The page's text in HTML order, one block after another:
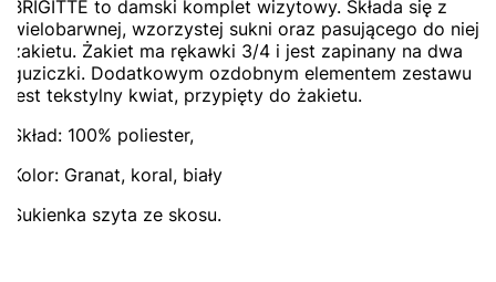
BRIGITTE to damski komplet wizytowy. Składa się z
wielobarwnej, wzorzystej sukni oraz pasującego do niej
żakietu. Żakiet ma rękawki 3/4 i jest zapinany na dwa
guziczki. Dodatkowym ozdobnym elementem zestawu
jest tekstylny kwiat, przypięty do żakietu.
Skład: 100% poliester,
Kolor: Granat, koral, biały
Sukienka szyta ze skosu.